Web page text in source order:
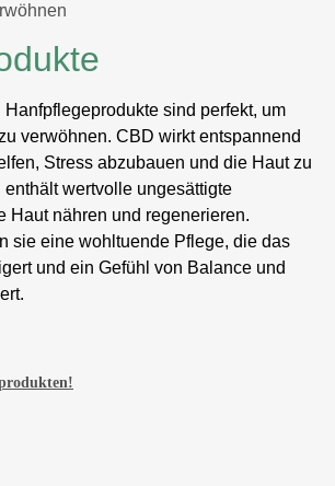
Hanfpflegeprodukte sind perfekt, um
verwöhnen. CBD wirkt entspannend
Stress abzubauen und die Haut zu
enthält wertvolle ungesättigte
Haut nähren und regenerieren.
sie eine wohltuende Pflege, die das
und ein Gefühl von Balance und